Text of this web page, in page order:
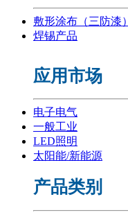
敷形涂布（三防漆）
焊锡产品
应用市场
电子电气
一般工业
LED照明
太阳能/新能源
产品类别